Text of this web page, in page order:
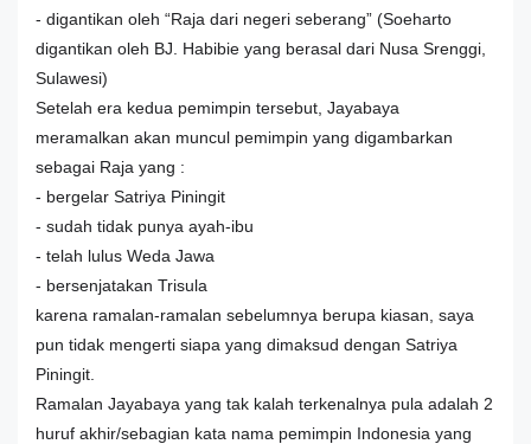
- digantikan oleh “Raja dari negeri seberang” (Soeharto
digantikan oleh BJ. Habibie yang berasal dari Nusa Srenggi,
Sulawesi)
Setelah era kedua pemimpin tersebut, Jayabaya
meramalkan akan muncul pemimpin yang digambarkan
sebagai Raja yang :
- bergelar Satriya Piningit
- sudah tidak punya ayah-ibu
- telah lulus Weda Jawa
- bersenjatakan Trisula
karena ramalan-ramalan sebelumnya berupa kiasan, saya
pun tidak mengerti siapa yang dimaksud dengan Satriya
Piningit.
Ramalan Jayabaya yang tak kalah terkenalnya pula adalah 2
huruf akhir/sebagian kata nama pemimpin Indonesia yang